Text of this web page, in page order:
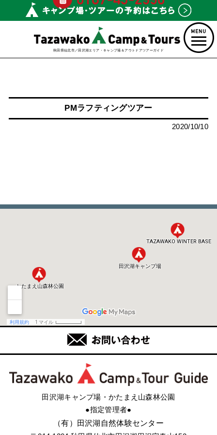
秋田県仙北市／田沢湖エリア・キャンプ場＆アウトドアツアーガイド
PMラフティングツアー
2020/10/10
田沢湖キャンプ場・かたまえ山森林公園
●指定管理者●
（有）田沢湖自然体験センター